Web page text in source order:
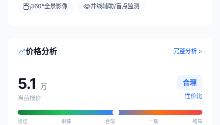
360°全景影像 并线辅助/盲点监测
价格分析 完整分析 >
5.1 万
当前报价
合理
性价比
极佳 很棒 合理 一般 略高